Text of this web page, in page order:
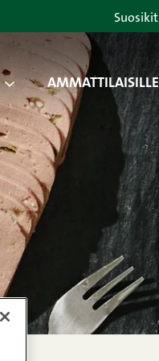
Suosikit
AMMATTILAISILLE